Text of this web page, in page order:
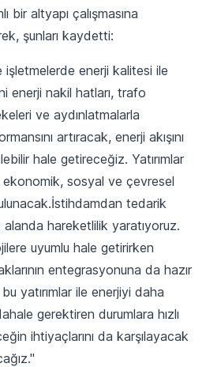
bir altyapı çalışmasına
şunları kaydetti:
işletmelerde enerji kalitesi ile
enerji nakil hatları, trafo
ve aydınlatmalarla
artıracak, enerji akışını
hale getireceğiz. Yatırımlar
sosyal ve çevresel
tedarik
hareketlilik yaratıyoruz.
uyumlu hale getirirken
entegrasyonuna da hazır
yatırımlar ile enerjiyi daha
gerektiren durumlara hızlı
ihtiyaçlarını da karşılayacak